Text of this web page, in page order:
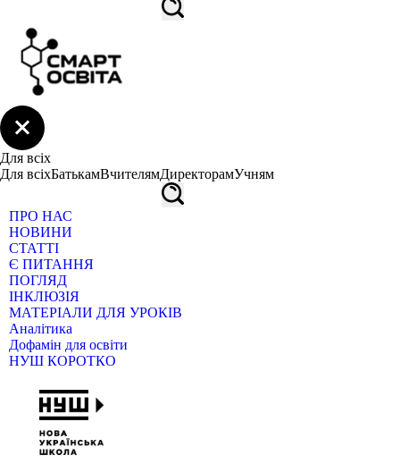
Для всіх
Для всіхБатькамВчителямДиректорамУчням
ПРО НАС
НОВИНИ
СТАТТІ
Є ПИТАННЯ
ПОГЛЯД
ІНКЛЮЗІЯ
МАТЕРІАЛИ ДЛЯ УРОКІВ
Аналітика
Дофамін для освіти
НУШ КОРОТКО